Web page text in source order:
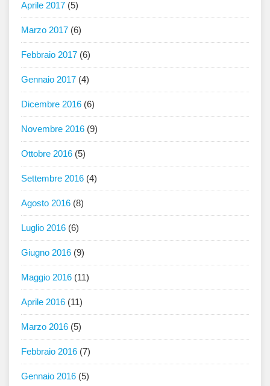
Aprile 2017 (5)
Marzo 2017 (6)
Febbraio 2017 (6)
Gennaio 2017 (4)
Dicembre 2016 (6)
Novembre 2016 (9)
Ottobre 2016 (5)
Settembre 2016 (4)
Agosto 2016 (8)
Luglio 2016 (6)
Giugno 2016 (9)
Maggio 2016 (11)
Aprile 2016 (11)
Marzo 2016 (5)
Febbraio 2016 (7)
Gennaio 2016 (5)